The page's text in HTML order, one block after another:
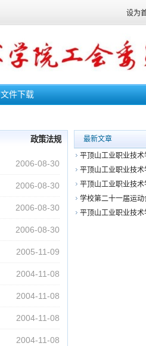
设为
文件下载
政策法规
2006-08-30
2006-08-30
2006-08-30
2006-08-30
2005-11-09
2004-11-08
2004-11-08
2004-11-08
2004-11-08
最新文章
平顶山工业职业技
平顶山工业职业技
平顶山工业职业技
学校第二十一届运动
平顶山工业职业技术